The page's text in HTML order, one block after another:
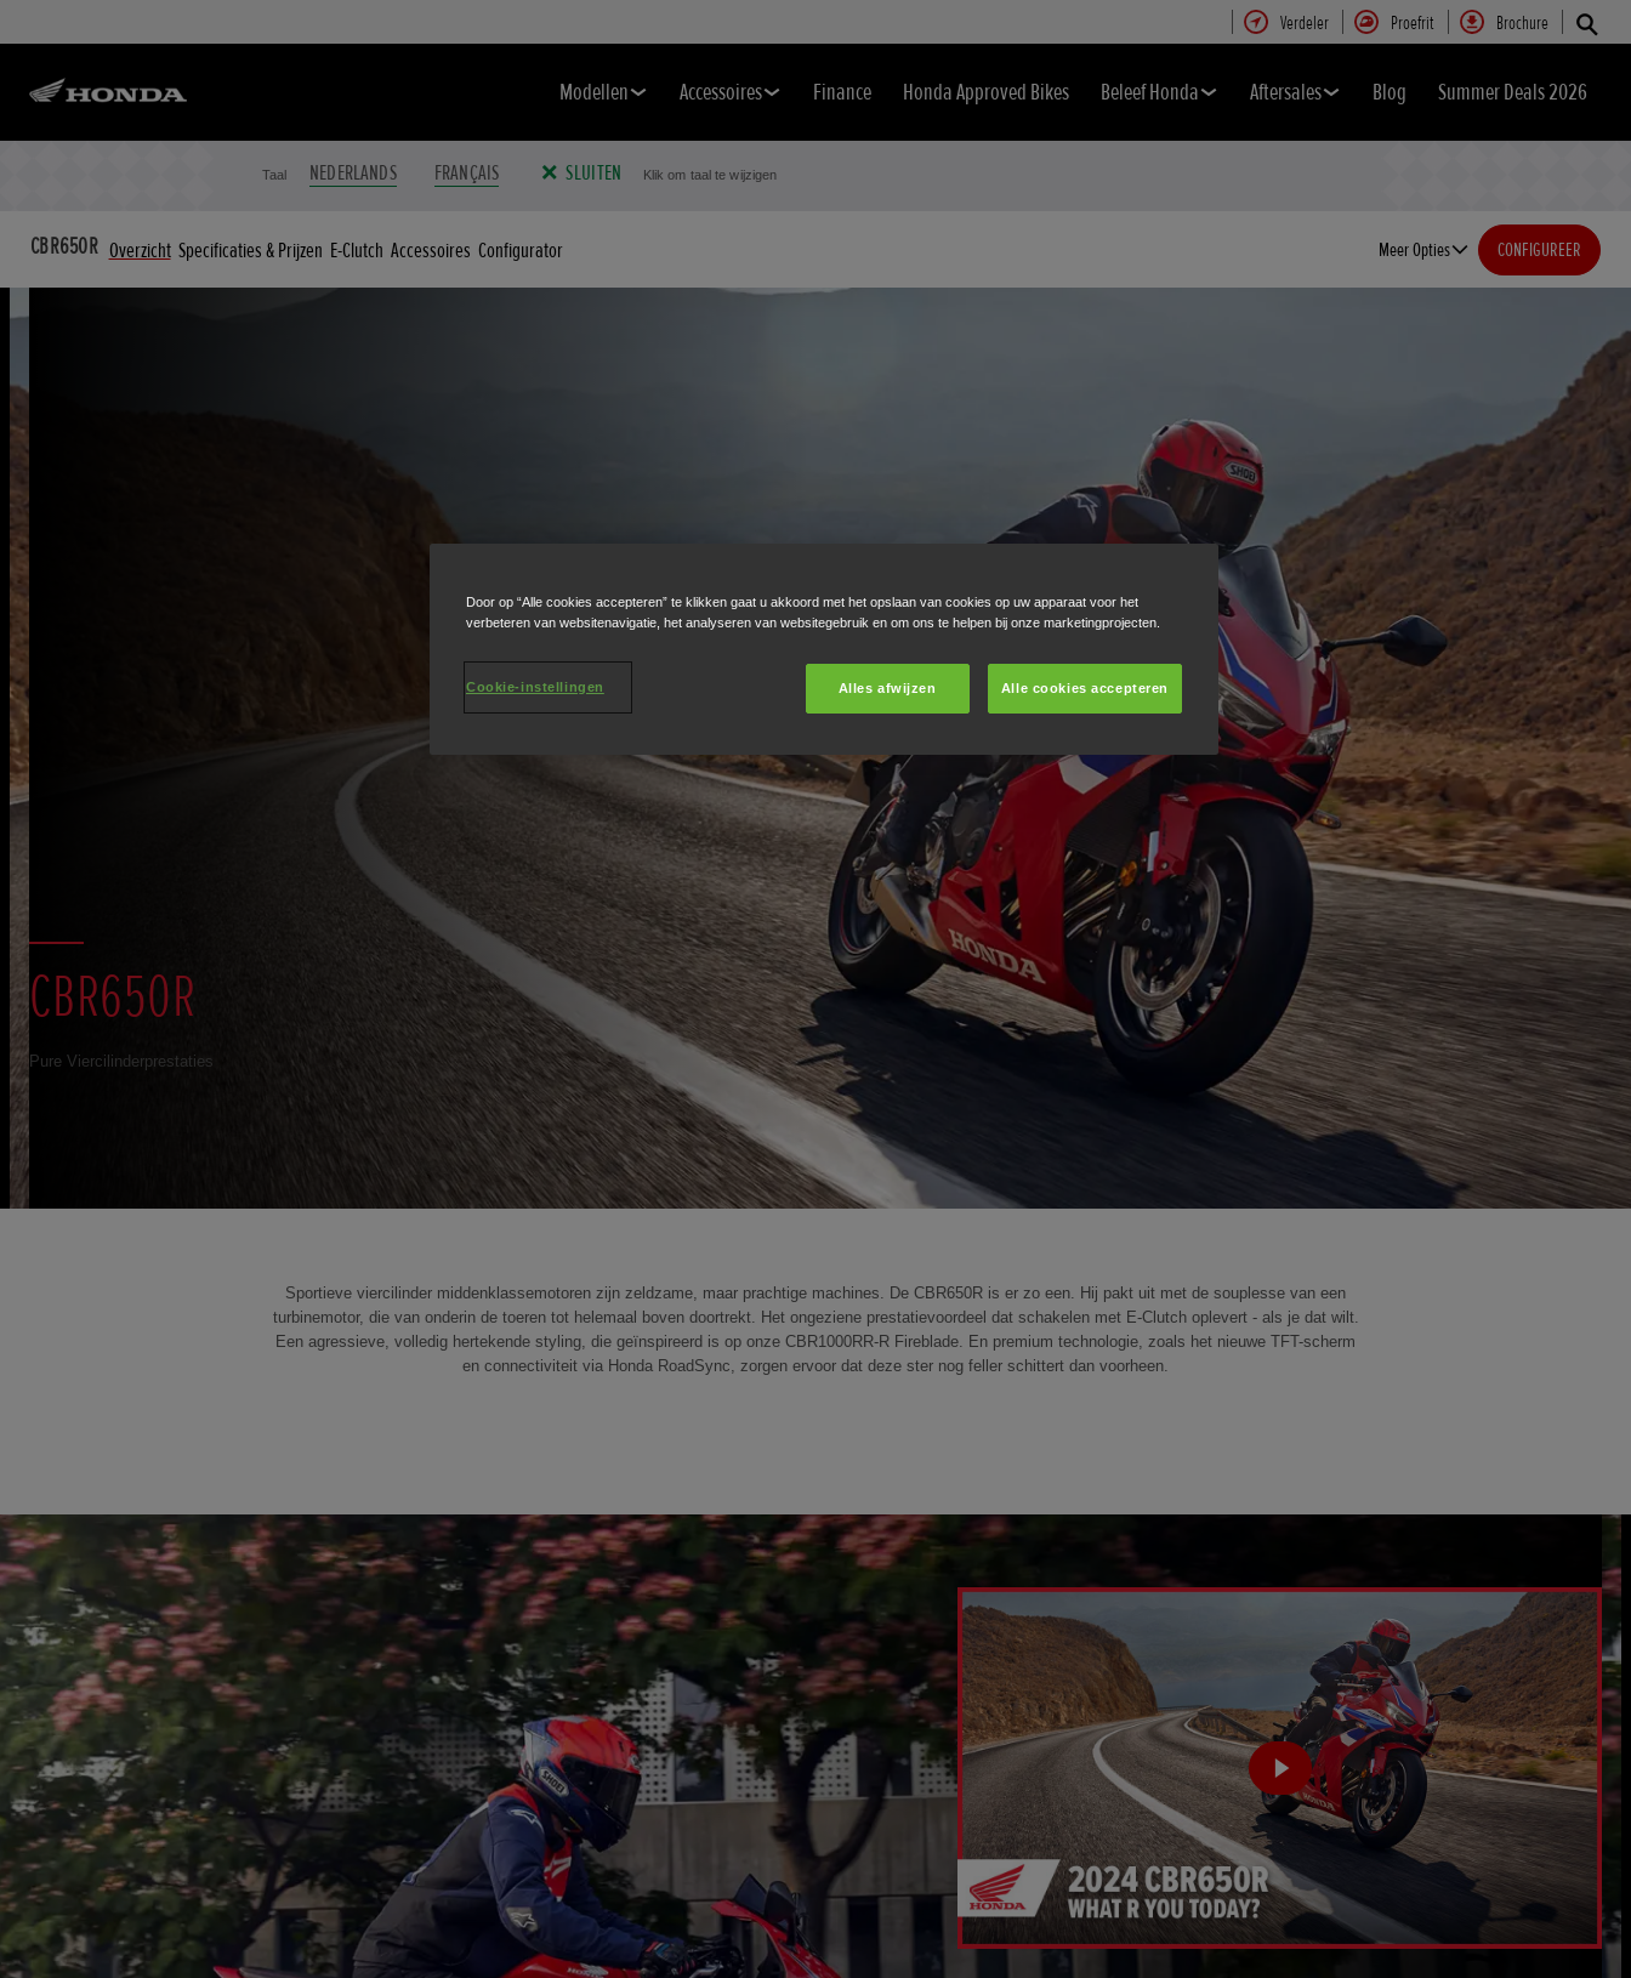
Verdeler Proefrit Brochure
Modellen Accessoires Finance Honda Approved Bikes Beleef Honda Aftersales Blog Summer Deals 2026
Taal NEDERLANDS FRANÇAIS SLUITEN Klik om taal te wijzigen
CBR650R Overzicht Specificaties & Prijzen E-Clutch Accessoires Configurator Meer Opties CONFIGUREER
CBR650R
Pure Viercilinderprestaties
Sportieve viercilinder middenklassemotoren zijn zeldzame, maar prachtige machines. De CBR650R is er zo een. Hij pakt uit met de souplesse van een
turbinemotor, die van onderin de toeren tot helemaal boven doortrekt. Het ongeziene prestatievoordeel dat schakelen met E-Clutch oplevert - als je dat wilt.
Een agressieve, volledig hertekende styling, die geïnspireerd is op onze CBR1000RR-R Fireblade. En premium technologie, zoals het nieuwe TFT-scherm
en connectiviteit via Honda RoadSync, zorgen ervoor dat deze ster nog feller schittert dan voorheen.
Door op “Alle cookies accepteren” te klikken gaat u akkoord met het opslaan van cookies op uw apparaat voor het
verbeteren van websitenavigatie, het analyseren van websitegebruik en om ons te helpen bij onze marketingprojecten.
Alles afwijzen Alle cookies accepteren
Cookie-instellingen